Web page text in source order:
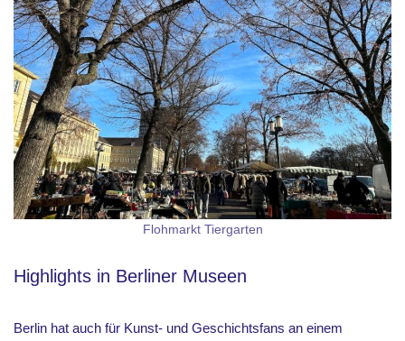
Flohmarkt Tiergarten
Highlights in Berliner Museen
Berlin hat auch für Kunst- und Geschichtsfans an einem